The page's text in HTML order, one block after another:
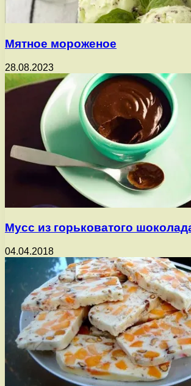
Мятное мороженое
28.08.2023
Мусс из горьковатого
04.04.2018